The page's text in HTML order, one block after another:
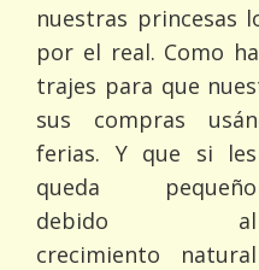
nuestras princesas
por el real. Como
trajes para que
sus compras
ferias. Y que si les
queda pequeño
debido al
crecimiento natural